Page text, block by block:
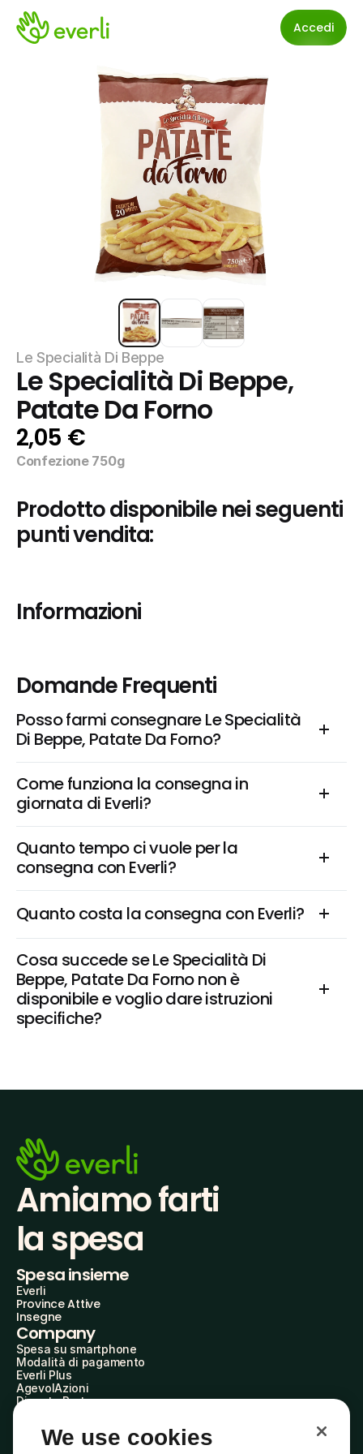
Accedi
Le Specialità Di Beppe
Le Specialità Di Beppe,
Patate Da Forno
2,05 €
Confezione 750g
Prodotto disponibile nei seguenti
punti vendita:
Informazioni
Domande Frequenti
Posso farmi consegnare Le Specialità
Di Beppe, Patate Da Forno?
Come funziona la consegna in
giornata di Everli?
Quanto tempo ci vuole per la
consegna con Everli?
Quanto costa la consegna con Everli?
Cosa succede se Le Specialità Di
Beppe, Patate Da Forno non è
disponibile e voglio dare istruzioni
specifiche?
Amiamo farti
la spesa
Spesa insieme
Everli
Province Attive
Insegne
Company
Spesa su smartphone
Modalità di pagamento
Everli Plus
AgevolAzioni
Diventa Partner
Everli Shoppers
About Us
We use cookies